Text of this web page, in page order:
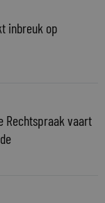
inbreuk op
Rechtspraak vaart